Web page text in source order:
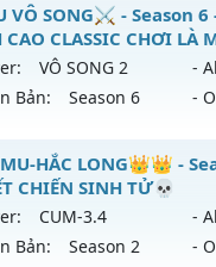
reset: Reset In Game
loại: Mu Nguyên bản
antihack
Lục Địa
ra tháng 08 2026 -
2626
reset: Reset In Game
loại: Mu Nguyên bản
XTEAM
SONG⚔️ - Season 6
CLASSIC CHƠI LÀ
VÔ SONG 2 -
Bản:
Season 6 -
VÔ SONG⚔️ - SS6
mới ra tháng 08
500x - Drop: 50%
HẮC LONG👑👑 -
CHIẾN SINH TỬ💀
CUM-3.4 -
Bản:
Season 2 -